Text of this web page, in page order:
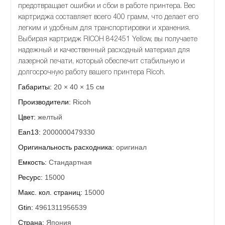
предотвращает ошибки и сбои в работе принтера. Вес
картриджа составляет всего 400 грамм, что делает его
легким и удобным для транспортировки и хранения.
Выбирая картридж RICOH 842451 Yellow, вы получаете
надежный и качественный расходный материал для
лазерной печати, который обеспечит стабильную и
долгосрочную работу вашего принтера Ricoh.
Габариты: 20 × 40 × 15 см
Производители: Ricoh
Цвет: желтый
Ean13: 2000000479330
Оригинальность расходника: оригинал
Емкость: Стандартная
Ресурс: 15000
Макс. кол. страниц: 15000
Gtin: 4961311956539
Страна: Япония